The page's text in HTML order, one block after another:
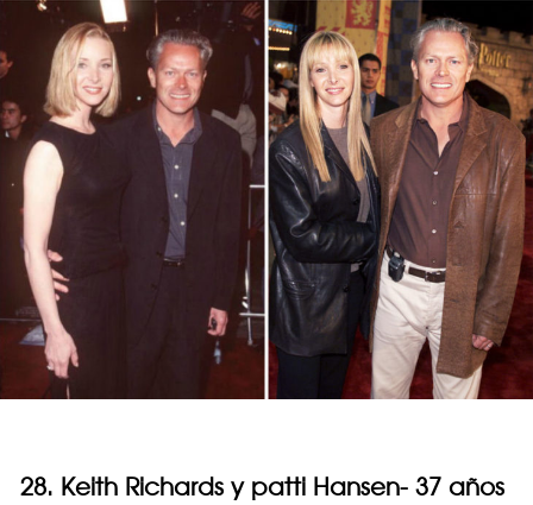
28. Keith Richards y patti Hansen- 37 años